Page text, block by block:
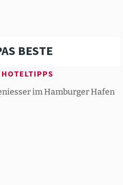
BESTE
im Hamburger Hafen